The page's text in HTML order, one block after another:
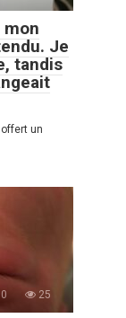
mon
Je
tandis
un
0 25